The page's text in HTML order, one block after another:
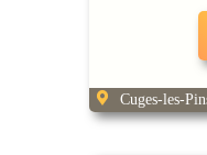
Cuges-les-